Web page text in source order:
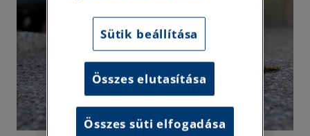
Sütik beállítása
Összes elutasítása
Összes süti elfogadása